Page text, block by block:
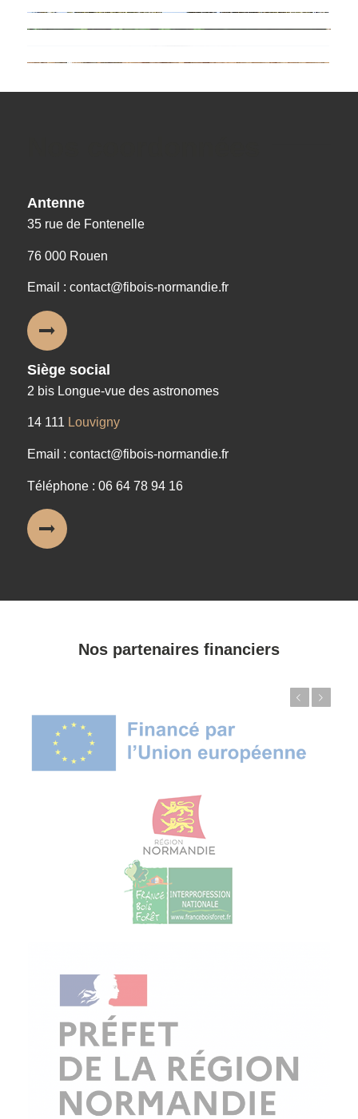
Antenne
35 rue de Fontenelle
76 000 Rouen
Email : contact@fibois-normandie.fr
Siège social
2 bis Longue-vue des astronomes
14 111 Louvigny
Email : contact@fibois-normandie.fr
Téléphone : 06 64 78 94 16
Nos partenaires financiers
© Copyright - ProfessionsBois | Conception et réalisation :
Actualités
Mentions légales
Politique de confidentialité